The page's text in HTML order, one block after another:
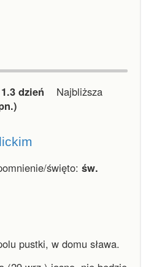
1.3 dzień Najbliższa
święto: św.
pustki, w domu sława.